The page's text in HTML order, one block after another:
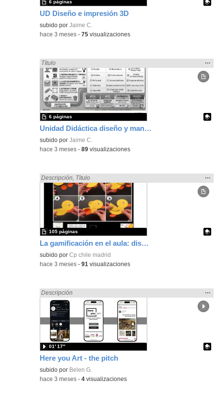
UD Diseño e impresión 3D
Contenido educativo.
subido porJaime C.
6 páginas
-hace 3 meses -75 visualizaciones
Unidad Didáctica diseño y manejo de cortadora láser
Encontrado «Diseño» en:
Título
la
…
Contenido educativo.
subido porJaime C.
6 páginas
-hace 3 meses -89 visualizaciones
La gamificación en el aula: diseño de un proyecto de gamificación
Encontrado «Diseño» en:
Descripción Título
la
…
Contenido educativo.
subido porCp chile madrid
105 páginas
-hace 3 meses -91 visualizaciones
Here you Art - the pitch
Encontrado «Diseño» en:
Descripción
la
…
Contenido educativo.
subido por Belen G.
01′ 17″
-hace 3 meses -4 visualizaciones